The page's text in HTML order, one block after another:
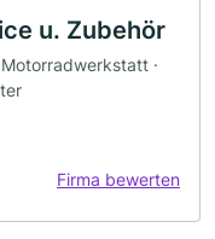
u. Zubehör
·
Firma bewerten